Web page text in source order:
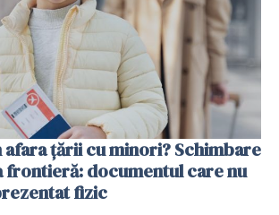
afara țării cu minori? Schimbare
frontieră: documentul care nu
fizic